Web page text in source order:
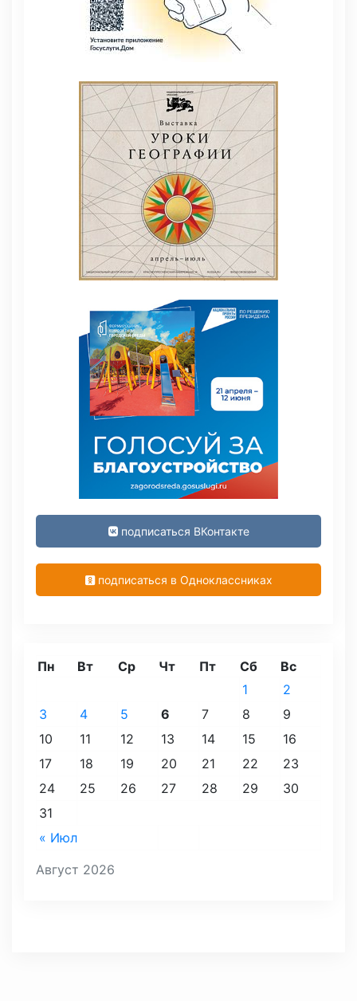
подписаться ВКонтакте
подписаться в Одноклассниках
Август 2026
Пн Вт Ср Чт Пт Сб Вс
« Июл
1
2
3
4 5 6 7 8
9
10
11 12 13 14 15
16
17
18 19 20 21 22
23
24
25 26 27 28 29
30
31